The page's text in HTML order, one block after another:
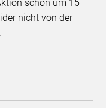
schon um 15
nicht von der